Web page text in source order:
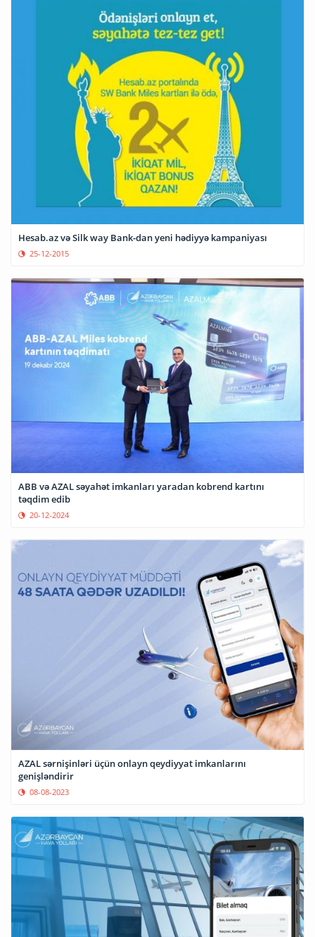
Hesab.az və Silk way Bank-dan yeni hədiyyə kampaniyası
25-12-2015
ABB və AZAL səyahət imkanları yaradan kobrend kartını
təqdim edib
20-12-2024
AZAL sərnişinləri üçün onlayn qeydiyyat imkanlarını
genişləndirir
08-08-2023